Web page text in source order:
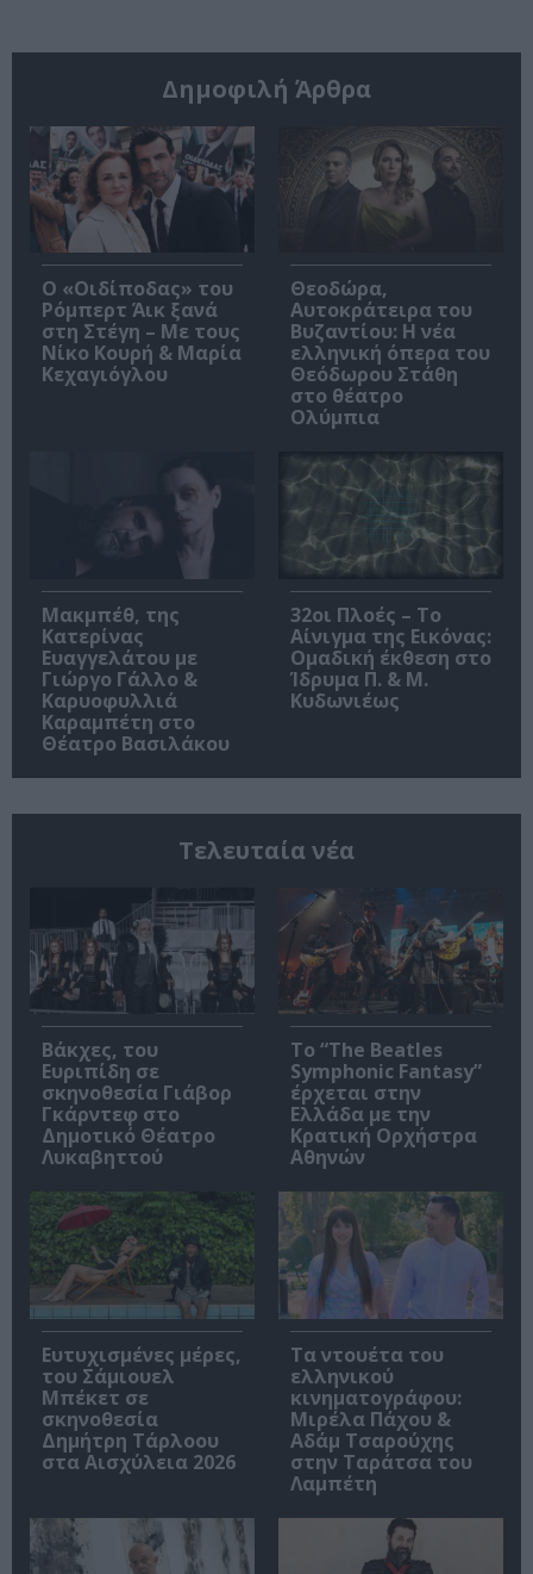
Δημοφιλή Άρθρα
O «Οιδίποδας» του
Ρόμπερτ Άικ ξανά
στη Στέγη – Με τους
Νίκο Κουρή & Μαρία
Κεχαγιόγλου
Θεοδώρα,
Αυτοκράτειρα του
Βυζαντίου: Η νέα
ελληνική όπερα του
Θεόδωρου Στάθη
στο θέατρο
Ολύμπια
Μακμπέθ, της
Κατερίνας
Ευαγγελάτου με
Γιώργο Γάλλο &
Καρυοφυλλιά
Καραμπέτη στο
Θέατρο Βασιλάκου
32οι Πλοές – Το
Αίνιγμα της Εικόνας:
Ομαδική έκθεση στο
Ίδρυμα Π. & Μ.
Κυδωνιέως
Τελευταία νέα
Βάκχες, του
Ευριπίδη σε
σκηνοθεσία Γιάβορ
Γκάρντεφ στο
Δημοτικό Θέατρο
Λυκαβηττού
Το “The Beatles
Symphonic Fantasy”
έρχεται στην
Ελλάδα με την
Κρατική Ορχήστρα
Αθηνών
Ευτυχισμένες μέρες,
του Σάμιουελ
Μπέκετ σε
σκηνοθεσία
Δημήτρη Τάρλοου
στα Αισχύλεια 2026
Τα ντουέτα του
ελληνικού
κινηματογράφου:
Μιρέλα Πάχου &
Αδάμ Τσαρούχης
στην Ταράτσα του
Λαμπέτη